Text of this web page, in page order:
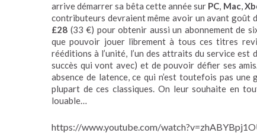
arrive démarrer sa bêta cette année sur PC, Mac,
contributeurs devraient même avoir un avant goût
£28 (33 €) pour obtenir aussi un abonnement de
que pouvoir jouer librement à tous ces titres
rééditions à l’unité, l’un des attraits du service est
succès qui vont avec) et de pouvoir défier ses
absence de latence, ce qui n’est toutefois pas
plupart de ces classiques. On leur souhaite en
louable…
https://www.youtube.com/